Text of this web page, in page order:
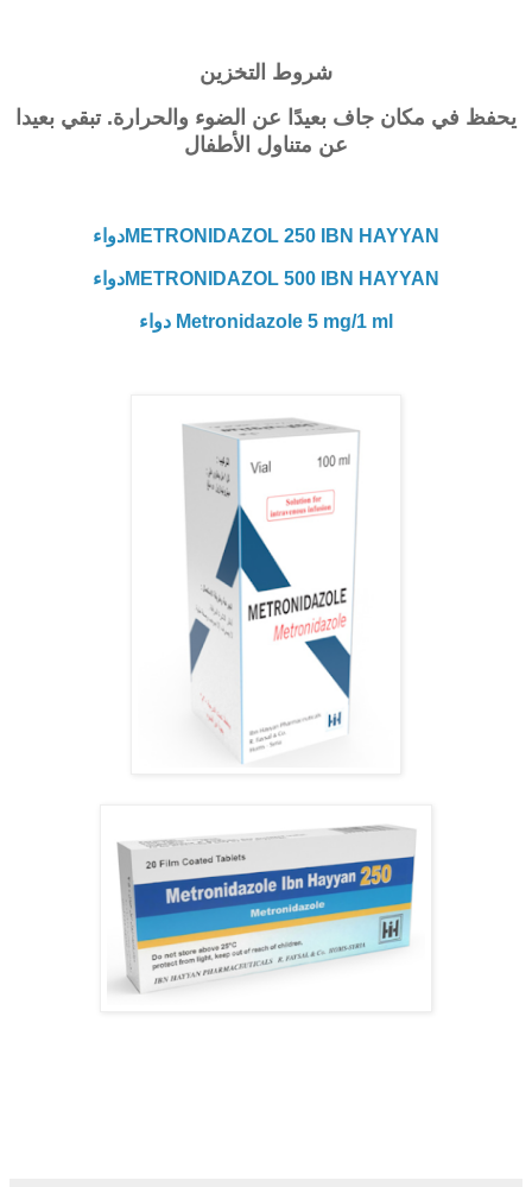
شروط التخزين
يحفظ في مكان جاف بعيدًا عن الضوء والحرارة. تبقي بعيدا
عن متناول الأطفال
METRONIDAZOL 250 IBN HAYYANدواء
METRONIDAZOL 500 IBN HAYYANدواء
Metronidazole 5 mg/1 ml دواء